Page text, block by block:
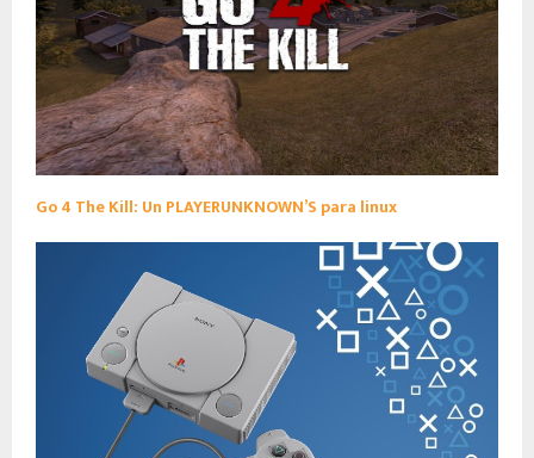
Go 4 The Kill: Un PLAYERUNKNOWN’S para linux